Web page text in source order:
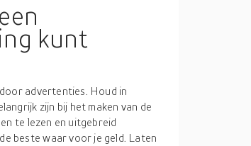
een
kunt
advertenties. Houd in
zijn bij het maken van de
te lezen en uitgebreid
beste waar voor je geld. Laten